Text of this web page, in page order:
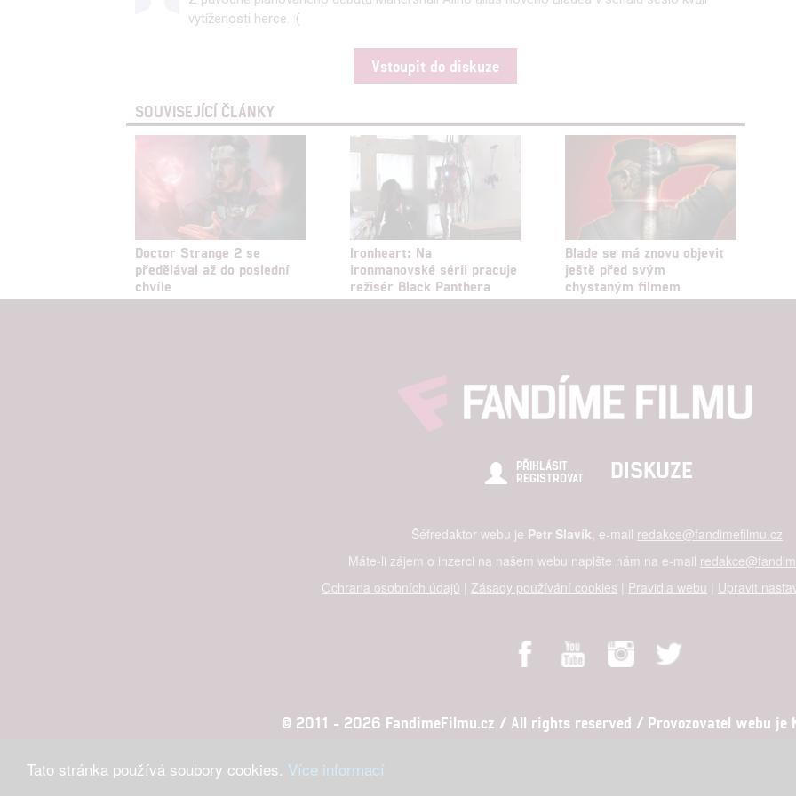
Tato stránka používá soubory cookies. Více informací
vytíženosti herce. :(
Vstoupit do diskuze
SOUVISEJÍCÍ ČLÁNKY
Doctor Strange 2 se
předělával až do poslední
chvíle
Ironheart: Na
ironmanovské sérii pracuje
režisér Black Panthera
Blade se má znovu objevit
ještě před svým
chystaným filmem
PŘIHLÁSIT
REGISTROVAT
DISKUZE
Šéfredaktor webu je Petr Slavík , e-mail redakce@fandimefilmu.cz
Máte-li zájem o inzerci na našem webu napište nám na e-mail
Ochrana osobních údajů | Zásady používání cookies | Pravidla webu | Upravit
© 2011 - 2026 FandimeFilmu.cz / All rights reserved / Provozovatel webu je
Koncal studio s.r.o., IČO: 03604071, Lýskova 2073/57, Stodůlky, 155 00,
Udělením souhlasu s účely a funkcemi zde uvedenými dáváte nám i našim
možnost: Zajištění bezpečnosti, předcházení a zjišťování podvodů a